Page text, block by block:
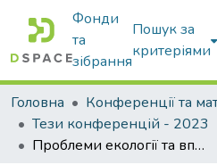
Фонди
та
зібрання
Пошук за
критеріями
Головна
Тези конференцій - 2023
Проблеми екології та впливу на неї логістичної діяльності